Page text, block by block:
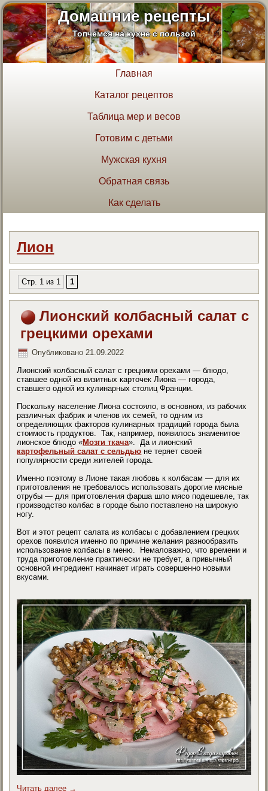
Домашние рецепты
Топчемся на кухне с пользой
Главная
Каталог рецептов
Таблица мер и весов
Готовим с детьми
Мужская кухня
Обратная связь
Как сделать
Лион
Стр. 1 из 1 1
Лионский колбасный салат с
грецкими орехами
Опубликовано 21.09.2022
Лионский колбасный салат с грецкими орехами — блюдо,
ставшее одной из визитных карточек Лиона — города,
ставшего одной из кулинарных столиц Франции.
Поскольку население Лиона состояло, в основном, из рабочих
различных фабрик и членов их семей, то одним из
определяющих факторов кулинарных традиций города была
стоимость продуктов. Так, например, появилось знаменитое
лионское блюдо «Мозги ткача». Да и лионский
картофельный салат с сельдью не теряет своей
популярности среди жителей города.
Именно поэтому в Лионе такая любовь к колбасам — для их
приготовления не требовалось использовать дорогие мясные
отрубы — для приготовления фарша шло мясо подешевле, так
производство колбас в городе было поставлено на широкую
ногу.
Вот и этот рецепт салата из колбасы с добавлением грецких
орехов появился именно по причине желания разнообразить
использование колбасы в меню. Немаловажно, что времени и
труда приготовление практически не требует, а привычный
основной ингредиент начинает играть совершенно новыми
вкусами.
Читать далее →